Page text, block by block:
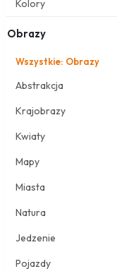
Kolory
Obrazy
Wszystkie: Obrazy
Abstrakcja
Krajobrazy
Kwiaty
Mapy
Miasta
Natura
Jedzenie
Pojazdy